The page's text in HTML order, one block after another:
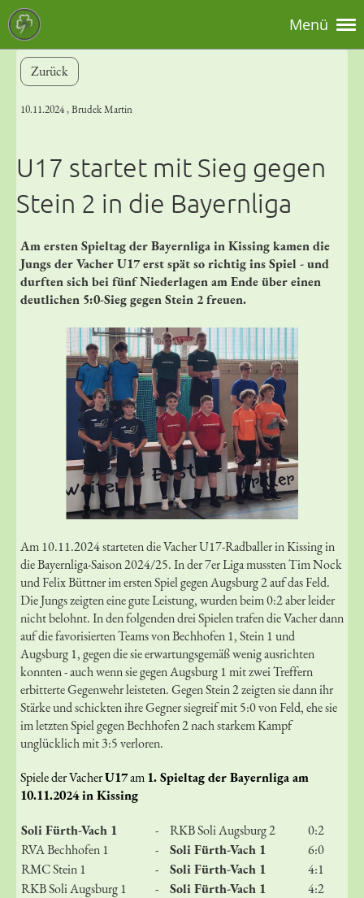
Menü
Zurück
10.11.2024, Brudek Martin
U17 startet mit Sieg gegen
Stein 2 in die Bayernliga
Am ersten Spieltag der Bayernliga in Kissing kamen die
Jungs der Vacher U17 erst spät so richtig ins Spiel - und
durften sich bei fünf Niederlagen am Ende über einen
deutlichen 5:0-Sieg gegen Stein 2 freuen.
Am 10.11.2024 starteten die Vacher U17-Radballer in Kissing in
die Bayernliga-Saison 2024/25. In der 7er Liga mussten Tim Nock
und Felix Büttner im ersten Spiel gegen Augsburg 2 auf das Feld.
Die Jungs zeigten eine gute Leistung, wurden beim 0:2 aber leider
nicht belohnt. In den folgenden drei Spielen trafen die Vacher dann
auf die favorisierten Teams von Bechhofen 1, Stein 1 und
Augsburg 1, gegen die sie erwartungsgemäß wenig ausrichten
konnten - auch wenn sie gegen Augsburg 1 mit zwei Treffern
erbitterte Gegenwehr leisteten. Gegen Stein 2 zeigten sie dann ihr
Stärke und schickten ihre Gegner siegreif mit 5:0 von Feld, ehe sie
im letzten Spiel gegen Bechhofen 2 nach starkem Kampf
unglücklich mit 3:5 verloren.
Spiele der VacherU17am1. Spieltag der Bayernliga am
10.11.2024 in Kissing
Soli Fürth-Vach 1 - RKB Soli Augsburg 2
0:2
RVA Bechhofen 1
- Soli Fürth-Vach 1
6:0
RMC Stein 1
- Soli Fürth-Vach 1
4:1
RKB Soli Augsburg 1
- Soli Fürth-Vach 1
4:2